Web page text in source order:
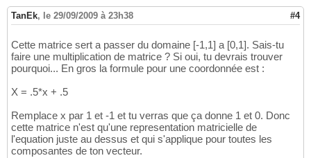
TanEk, le 29/09/2009 à 23h38 #4
Cette matrice sert a passer du domaine [-1,1] a [0,1]. Sais-tu
faire une multiplication de matrice ? Si oui, tu devrais trouver
pourquoi... En gros la formule pour une coordonnée est :
X = .5*x + .5
Remplace x par 1 et -1 et tu verras que ça donne 1 et 0. Donc
cette matrice n'est qu'une representation matricielle de
l'equation juste au dessus et qui s'applique pour toutes les
composantes de ton vecteur.